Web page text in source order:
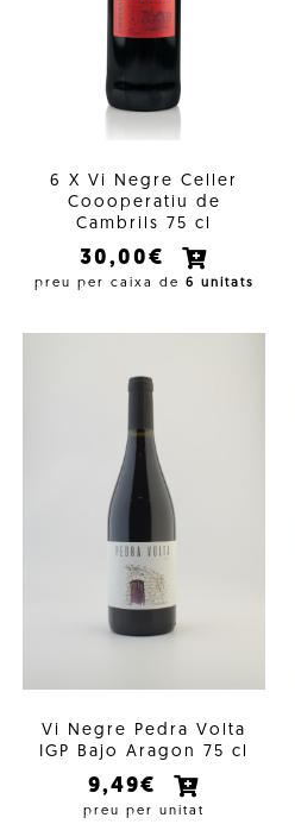
6 X Vi Negre Celler
Coooperatiu de
Cambrils 75 cl
30,00€
preu per caixa de 6 unitats
Vi Negre Pedra Volta
IGP Bajo Aragon 75 cl
9,49€
preu per unitat